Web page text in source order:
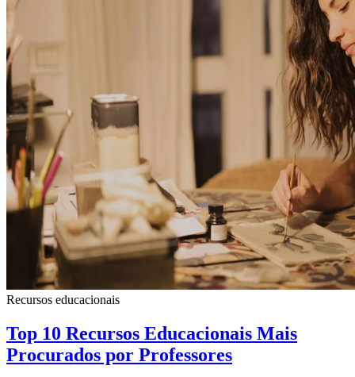
Recursos educacionais
Top 10 Recursos Educacionais Mais
Procurados por Professores